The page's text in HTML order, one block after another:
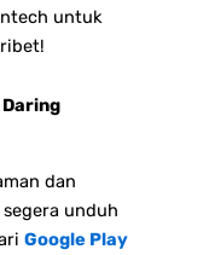
untuk
dan
unduh
Google Play